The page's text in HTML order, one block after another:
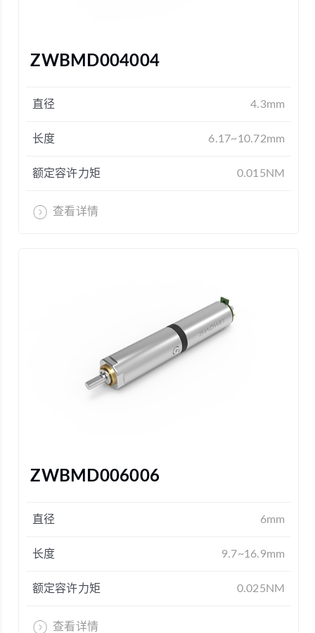
ZWBMD004004
直径 4.3mm
长度 6.17~10.72mm
额定容许力矩 0.015NM
查看详情
ZWBMD006006
直径 6mm
长度 9.7~16.9mm
额定容许力矩 0.025NM
查看详情